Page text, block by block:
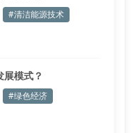
#清洁能源技术
模式？
#绿色经济